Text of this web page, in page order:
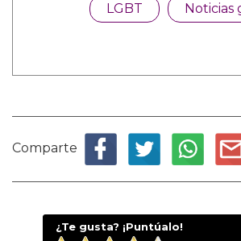
LGBT Noticias
Comparte
¿Te gusta? ¡Puntúalo!